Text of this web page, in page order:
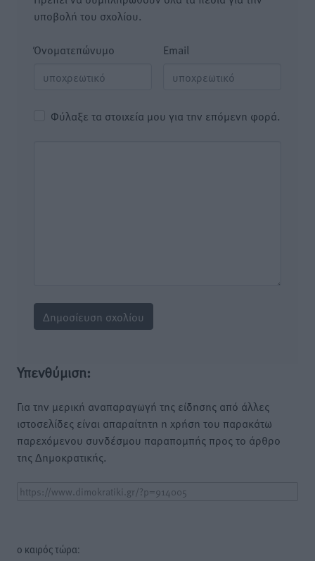
υποβολή του σχολίου.
Όνοματεπώνυμο Email
Φύλαξε τα στοιχεία μου για την επόμενη φορά.
Υπενθύμιση:
Για την μερική αναπαραγωγή της είδησης από άλλες
ιστοσελίδες είναι απαραίτητη η χρήση του παρακάτω
παρεχόμενου συνδέσμου παραπομπής προς το άρθρο
της Δημοκρατικής.
o καιρός τώρα: